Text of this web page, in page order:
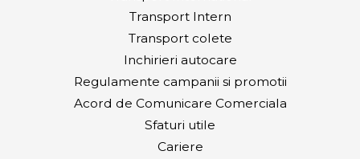
Transport Intern
Transport colete
Inchirieri autocare
Regulamente campanii si promotii
Acord de Comunicare Comerciala
Sfaturi utile
Cariere